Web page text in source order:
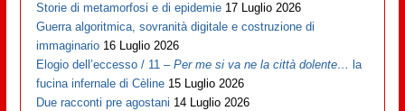
Storie di metamorfosi e di epidemie 17 Luglio 2026
Guerra algoritmica, sovranità digitale e costruzione di
immaginario 16 Luglio 2026
Elogio dell’eccesso / 11 –Per me si va ne la città dolente… la
fucina infernale di Cèline 15 Luglio 2026
Due racconti pre agostani 14 Luglio 2026